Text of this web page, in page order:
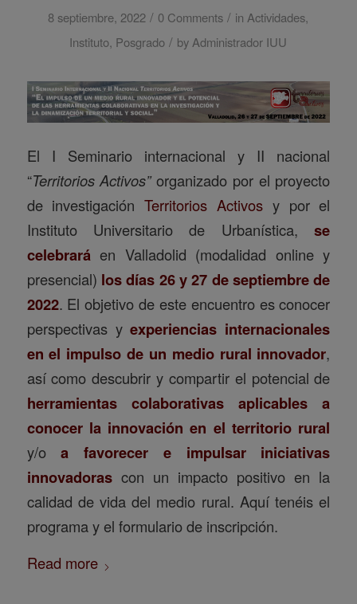
8 septiembre, 2022 / 0 Comments / in Actividades,
Instituto, Posgrado / by Administrador IUU
El I Seminario internacional y II nacional
“Territorios Activos”organizado por el proyecto
de investigaciónTerritorios Activos y por el
Instituto Universitario de Urbanística,se
celebrará en Valladolid (modalidad online y
presencial) los días 26 y 27 de septiembre de
2022. El objetivo de este encuentro es conocer
perspectivas yexperiencias internacionales
en el impulso de un medio rural innovador,
así como descubrir y compartir el potencial de
herramientas colaborativas aplicables a
conocer la innovación en el territorio rural
y/oa favorecer e impulsar iniciativas
innovadorascon un impacto positivo en la
calidad de vida del medio rural. Aquí tenéis el
programa y el formulario de inscripción.
Read more